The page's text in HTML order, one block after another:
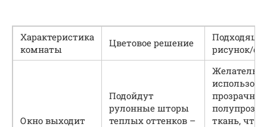
Характеристика
комнаты
Цветовое решение
рисунок/
Окно выходит
Подойдут
рулонные шторы
теплых оттенков –
ткань,